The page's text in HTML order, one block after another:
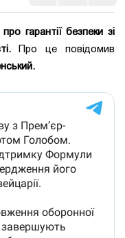
гарантії безпеки зі
Про це повідомив